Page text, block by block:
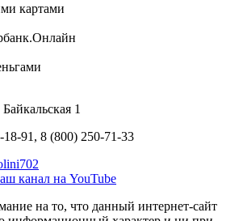
картами
1
18-91, 8 (800) 250-71-33
канал на YouTube
на то, что данный интернет-сайт